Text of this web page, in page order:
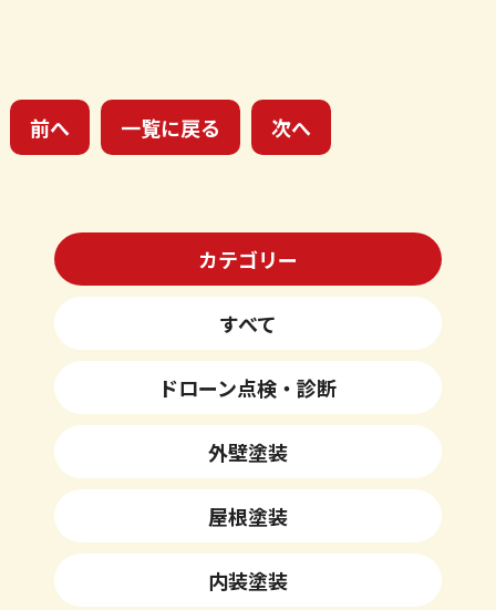
前へ 一覧に戻る 次へ
カテゴリー
すべて
ドローン点検・診断
外壁塗装
屋根塗装
内装塗装